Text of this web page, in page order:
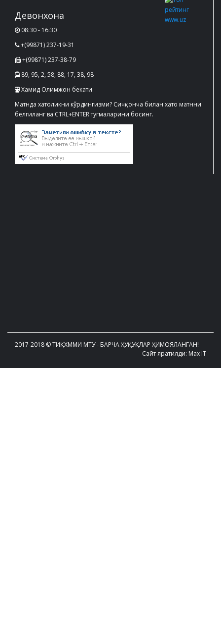
Девонхона
08:30 - 16:30
+(99871) 237-19-31
+(99871) 237-38-79
89, 95, 2, 58, 88, 17, 38, 98
Хамид Олимжон бекати
Матнда хатоликни кўрдингизми? Сичқонча билан хато матнни
белгиланг ва CTRL+ENTER тугмаларини босинг.
2017-2018 © ТИҚХММИ МТУ - БАРЧА ҲУҚУҚЛАР ҲИМОЯЛАНГАН!
Сайт яратилди: Max IT